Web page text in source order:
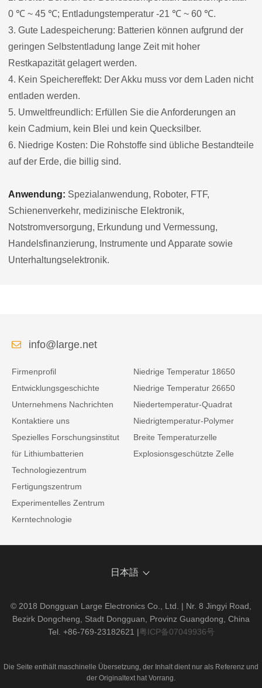
0 ℃ ~ 45 ℃; Entladungstemperatur -21 ℃ ~ 60 ℃.
3. Gute Ladespeicherung: Batterien können aufgrund der
geringen Selbstentladung lange Zeit mit hoher
Restkapazität gelagert werden.
4. Kein Speichereffekt: Der Akku muss vor dem Laden nicht
entladen werden.
5. Umweltfreundlich: Erfüllen Sie die Anforderungen an
kein Cadmium, kein Blei und kein Quecksilber.
6. Niedrige Kosten: Die Rohstoffe sind übliche Bestandteile
auf der Erde, die billig sind.
Anwendung: Spezialanwendung, Roboter, FTF,
Schienenverkehr, medizinische Elektronik,
Notstromversorgung, Erkundung und Vermessung,
Handelsfinanzierung, Instrumente und Apparate sowie
Unterhaltungselektronik.
info@large.net
Firmenprofil
Entwicklungsgeschichte
Unternehmens Nachrichten
Kontaktiere uns
Spezielles Forschungsinstitut
für Lithiumbatterien
Technologiezentrum
Fertigungszentrum
Experimentelles Zentrum
Kerntechnologie
Niedrige Temperatur 18650
Niedrige Temperatur 26650
Niedertemperatur-Quadrat
Niedrigtemperatur-Polymer
Breite Temperaturzelle
Explosionsgeschützte Zelle
日本語
© 2018 Dongguan Large Electronics Co., Ltd. | Nr. 8 Jingyi Road,
Bezirk Dongcheng, Stadt Dongguan, Provinz Guangdong, China
Tel. +86-769-23182621 |粤ICP备07049936号
Die Seite enthält maschinelle Übersetzung, der Inhalt dient nur als Referenz und
der Originaltext hat Vorrang.